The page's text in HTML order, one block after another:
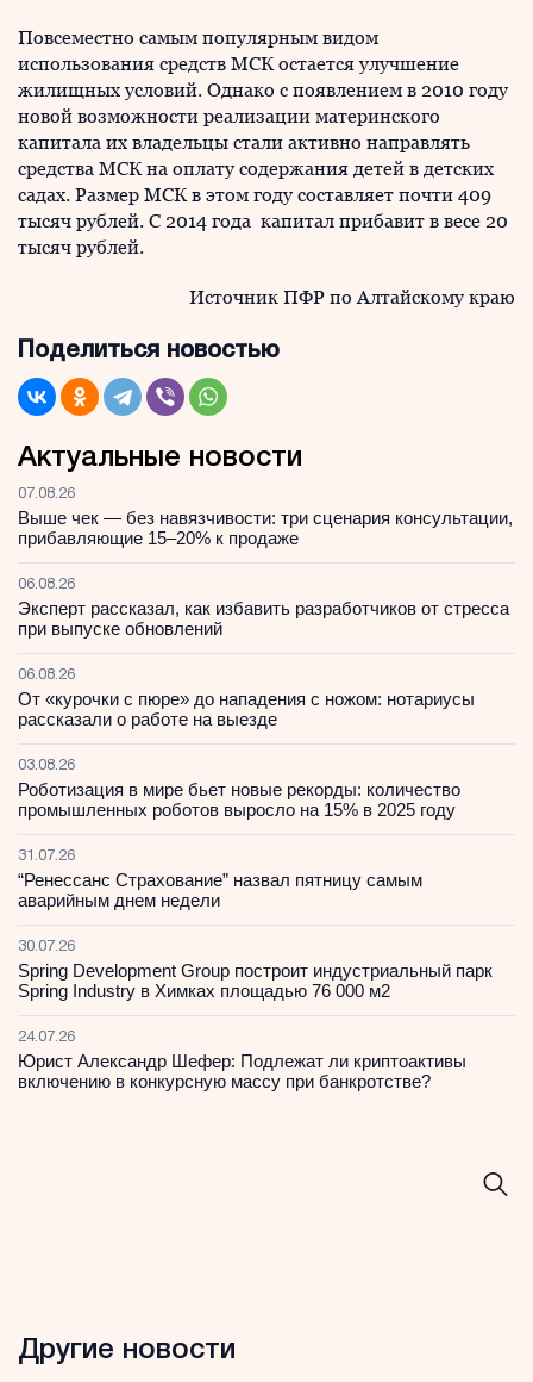
Повсеместно самым популярным видом
использования средств МСК остается улучшение
жилищных условий. Однако с появлением в 2010 году
новой возможности реализации материнского
капитала их владельцы стали активно направлять
средства МСК на оплату содержания детей в детских
садах. Размер МСК в этом году составляет почти 409
тысяч рублей. С 2014 года капитал прибавит в весе 20
тысяч рублей.
Источник ПФР по Алтайскому краю
Поделиться новостью
Актуальные новости
07.08.26
Выше чек — без навязчивости: три сценария консультации,
прибавляющие 15–20% к продаже
06.08.26
Эксперт рассказал, как избавить разработчиков от стресса
при выпуске обновлений
06.08.26
От «курочки с пюре» до нападения с ножом: нотариусы
рассказали о работе на выезде
03.08.26
Роботизация в мире бьет новые рекорды: количество
промышленных роботов выросло на 15% в 2025 году
31.07.26
“Ренессанс Страхование” назвал пятницу самым
аварийным днем недели
30.07.26
Spring Development Group построит индустриальный парк
Spring Industry в Химках площадью 76 000 м2
24.07.26
Юрист Александр Шефер: Подлежат ли криптоактивы
включению в конкурсную массу при банкротстве?
Другие новости